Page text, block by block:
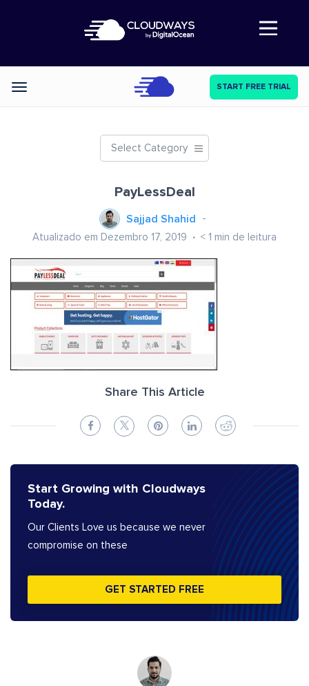
Abre a navegação
Categories START FREE TRIAL
Select Category
PayLessDeal
Sajjad Shahid
Atualizado em Dezembro 17, 2019 < 1 min de leitura
Share This Article
Start Growing with Cloudways
Today.
Our Clients Love us because we never
compromise on these
GET STARTED FREE